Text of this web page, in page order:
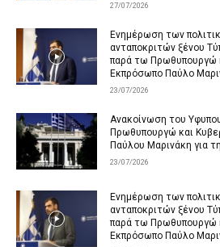
27/07/2026
Ενημέρωση των
ανταποκριτών ξένου
παρά τω Πρωθυπουργώ
Εκπρόσωπο Παύλο
23/07/2026
Ανακοίνωση του
Πρωθυπουργώ και
Παύλου Μαρινάκη για
23/07/2026
Ενημέρωση των
ανταποκριτών ξένου
παρά τω Πρωθυπουργώ
Εκπρόσωπο Παύλο